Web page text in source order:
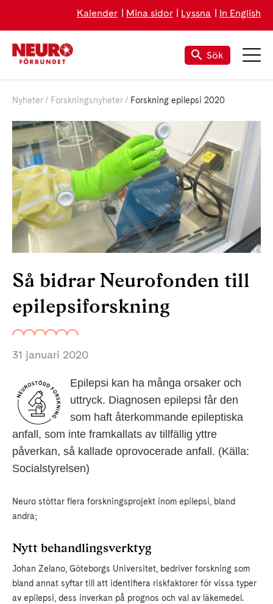
Kalender Mina sidor Lyssna In English
Sök
Nyheter Forskningsnyheter Forskning epilepsi 2020
Så bidrar Neurofonden till
epilepsiforskning
31 januari 2020
Epilepsi kan ha många orsaker och
uttryck. Diagnosen epilepsi får den
som haft återkommande epileptiska
anfall, som inte framkallats av tillfällig yttre
påverkan, så kallade oprovocerade anfall. (Källa:
Socialstyrelsen)
Neuro stöttar flera forskningsprojekt inom epilepsi, bland
andra;
Nytt behandlingsverktyg
Johan Zelano, Göteborgs Universitet, bedriver forskning som
bland annat syftar till att identifiera riskfaktorer för vissa typer
av epilepsi, dess inverkan på prognos och val av läkemedel.